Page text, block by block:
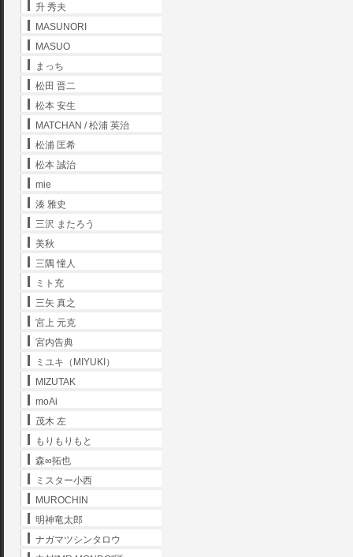
升 秀夫
MASUNORI
MASUO
まっち
松田 晋二
松本 安生
MATCHAN / 松浦 英治
松浦 匡希
松本 誠治
mie
湊 雅史
三沢 またろう
美秋
三隅 憧人
ミト充
三矢 真之
宮上 元克
宮内告典
ミユキ（MIYUKI）
MIZUTAK
moAi
茂木 左
もりもりもと
森∞拓也
ミスター小西
MUROCHIN
明神竜太郎
ナガマツシンタロウ